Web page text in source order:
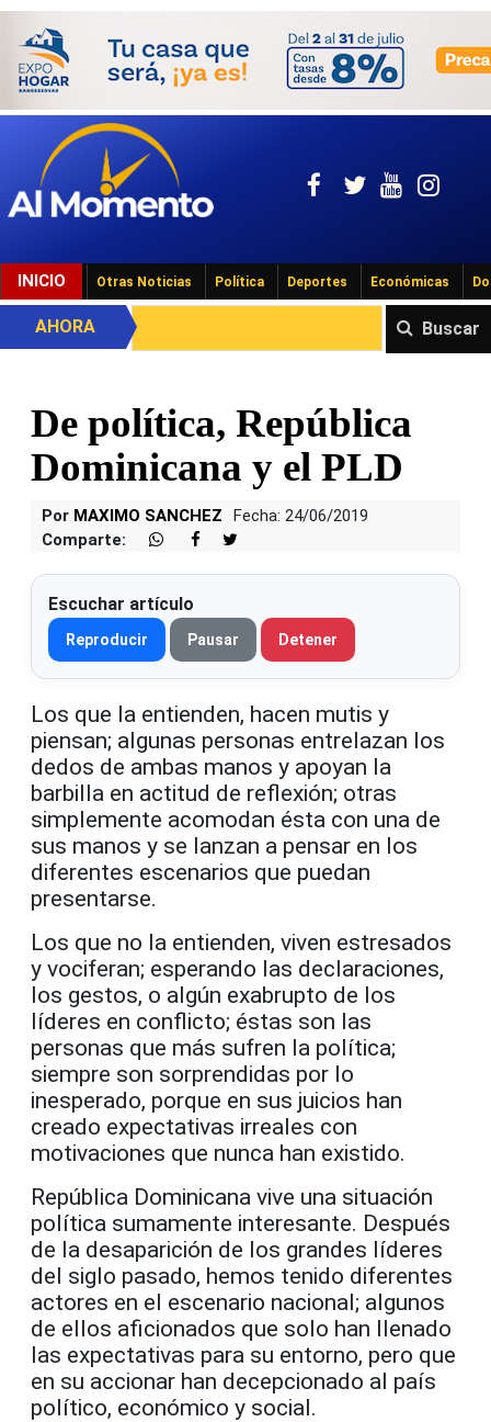
INICIO Otras Noticias Política Deportes Económicas
Buscar
AHORA
De política, República
Dominicana y el PLD
Por MAXIMO SANCHEZ
Fecha: 24/06/2019
Comparte:
Escuchar artículo
Reproducir Pausar Detener
Los que la entienden, hacen mutis y
piensan; algunas personas entrelazan los
dedos de ambas manos y apoyan la
barbilla en actitud de reflexión; otras
simplemente acomodan ésta con una de
sus manos y se lanzan a pensar en los
diferentes escenarios que puedan
presentarse.
Los que no la entienden, viven estresados
y vociferan; esperando las declaraciones,
los gestos, o algún exabrupto de los
líderes en conflicto; éstas son las
personas que más sufren la política;
siempre son sorprendidas por lo
inesperado, porque en sus juicios han
creado expectativas irreales con
motivaciones que nunca han existido.
República Dominicana vive una situación
política sumamente interesante. Después
de la desaparición de los grandes líderes
del siglo pasado, hemos tenido diferentes
actores en el escenario nacional; algunos
de ellos aficionados que solo han llenado
las expectativas para su entorno, pero que
en su accionar han decepcionado al país
político, económico y social.